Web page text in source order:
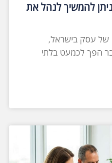
להמשיך לנהל את
של עסק בישראל,
הפך לכמעט בלתי